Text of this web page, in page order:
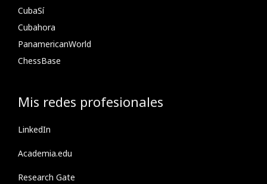
CubaSí
Cubahora
PanamericanWorld
ChessBase
Mis redes profesionales
LinkedIn
Academia.edu
Research Gate